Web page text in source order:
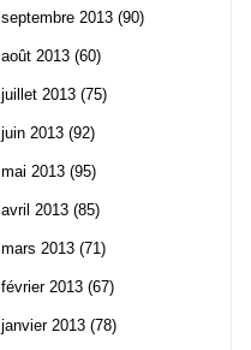
septembre 2013 (90)
août 2013 (60)
juillet 2013 (75)
juin 2013 (92)
mai 2013 (95)
avril 2013 (85)
mars 2013 (71)
février 2013 (67)
janvier 2013 (78)